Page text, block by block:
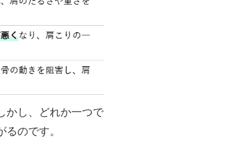
かし、どれか一つで
のです。